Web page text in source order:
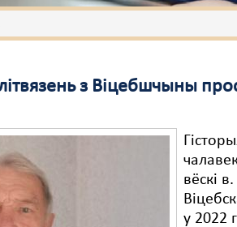
з Віцебшчыны
вёскі
у 2022